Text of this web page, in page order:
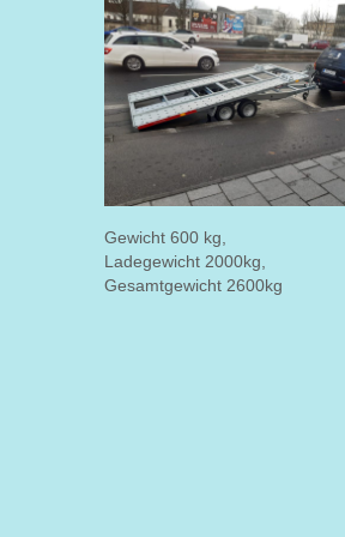
Gewicht 600 kg,
Ladegewicht 2000kg,
Gesamtgewicht 2600kg